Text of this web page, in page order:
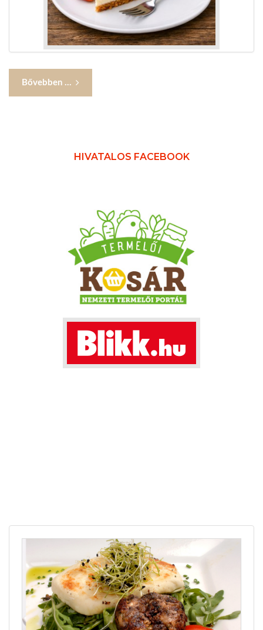
Bővebben ...
HIVATALOS FACEBOOK